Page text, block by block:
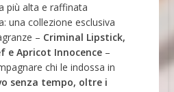
più alta e raffinata
una collezione esclusiva
– Criminal Lipstick,
e Apricot Innocence –
chi le indossa in
senza tempo, oltre i